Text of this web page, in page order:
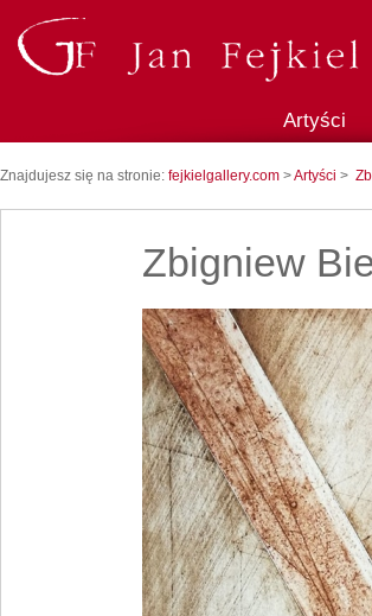
Artyści
Znajdujesz się na stronie: fejkielgallery.com >Artyści >
Zbigniew